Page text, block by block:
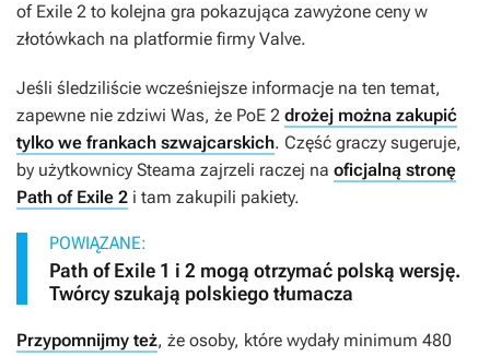
of Exile 2 to kolejna gra pokazująca zawyżone ceny w
złotówkach na platformie firmy Valve.
Jeśli śledziliście wcześniejsze informacje na ten temat,
zapewne nie zdziwi Was, że PoE 2 drożej można zakupić
tylko we frankach szwajcarskich. Część graczy sugeruje,
by użytkownicy Steama zajrzeli raczej na oficjalną stronę
Path of Exile 2 i tam zakupili pakiety.
POWIĄZANE:
Path of Exile 1 i 2 mogą otrzymać polską wersję.
Twórcy szukają polskiego tłumacza
Przypomnijmy też, że osoby, które wydały minimum 480